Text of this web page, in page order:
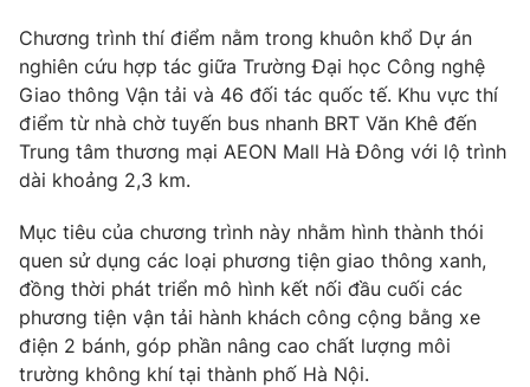
Khán giả
Giải sao mai
Âm nhạc
Sao
Du lịch
Làm đẹp
Chất lượng cuộc sống
Giáo dục
Tuyển sinh
Học trực tuyến
Công nghệ
Hitech Công nghệ tương lai
Sản phẩm
Thị trường
Tư vấn
Lịch phát sóng
Chuyên mục khác
Chương trình thí điểm nằm trong khuôn khổ Dự án
nghiên cứu hợp tác giữa Trường Đại học Công nghệ
Giao thông Vận tải và 46 đối tác quốc tế. Khu vực thí
điểm từ nhà chờ tuyến bus nhanh BRT Văn Khê đến
Trung tâm thương mại AEON Mall Hà Đông với lộ trình
dài khoảng 2,3 km.
Mục tiêu của chương trình này nhằm hình thành thói
quen sử dụng các loại phương tiện giao thông xanh,
đồng thời phát triển mô hình kết nối đầu cuối các
phương tiện vận tải hành khách công cộng bằng xe
điện 2 bánh, góp phần nâng cao chất lượng môi
trường không khí tại thành phố Hà Nội.